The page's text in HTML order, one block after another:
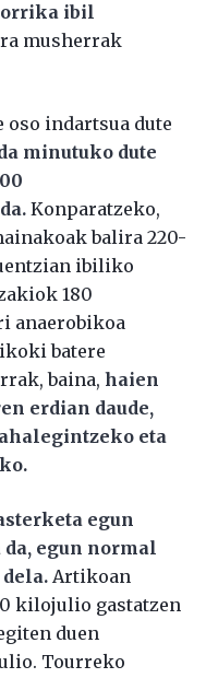
ibil
musherrak
oso indartsua dute
minutuko dute
Konparatzeko,
balira 220-
ibiliko
180
anaerobikoa
batere
baina, haien
erdian daude,
eta
egun
egun normal
Artikoan
kilojulio gastatzen
duen
Tourreko